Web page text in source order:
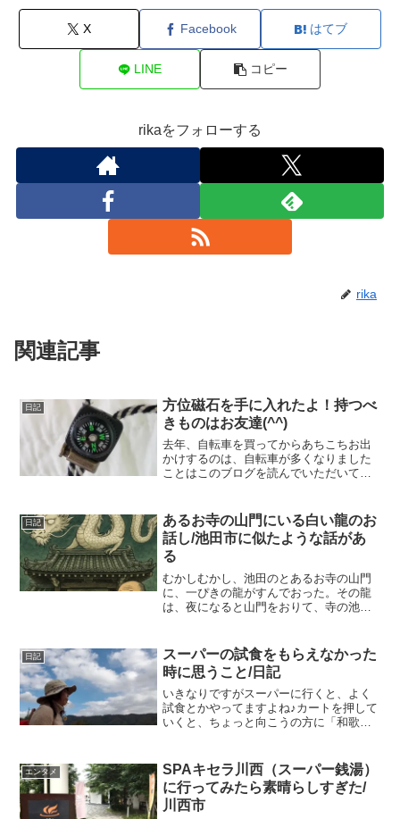
X Facebook はてブ
LINE コピー
rikaをフォローする
rika
関連記事
日記
方位磁石を手に入れたよ！持つべ
きものはお友達(^^)
去年、自転車を買ってからあちこちお出
かけするのは、自転車が多くなりました
ことはこのブログを読んでいただいてい
図で調べて、この辺に神社があるから行
ってみようとか、前もって...
日記
あるお寺の山門にいる白い龍のお
話し/池田市に似たような話があ
る
むかしむかし、池田のとあるお寺の山門
に、一ぴきの龍がすんでおった。その龍
は、夜になると山門をおりて、寺の池ま
て、ときには池の中へざぶんと入って、
水あびまでしてしもうてな、...
日記
スーパーの試食をもらえなかった
時に思うこと/日記
いきなりですがスーパーに行くと、よく
試食とかやってますよね♪カートを押して
いくと、ちょっと向こうの方に「和歌山
は、、、大抵食べてみたいな、と思うタ
イプなんですが (*^...
エンタメ
SPAキセラ川西（スーパー銭湯）
に行ってみたら素晴らしすぎた/
川西市